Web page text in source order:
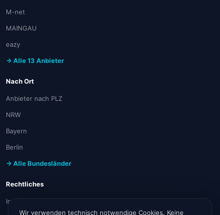
M-net
MAINGAU
eazy
→ Alle 13 Anbieter
Nach Ort
Anbieter nach PLZ
NRW
Bayern
Berlin
→ Alle Bundesländer
Rechtliches
Impressum
Wir verwenden technisch notwendige Cookies. Keine